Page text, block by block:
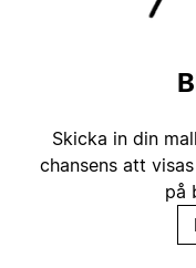
Skicka in din
chansens att
på